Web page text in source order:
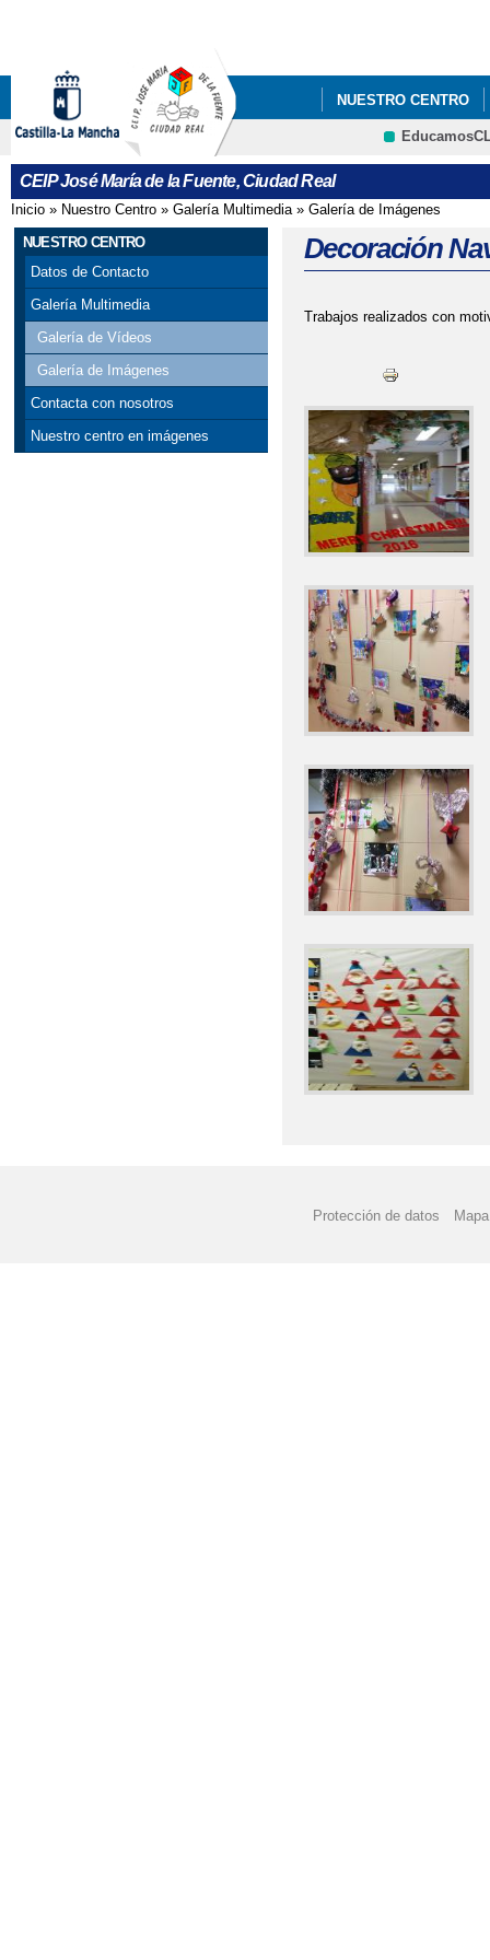
NUESTRO CENTRO
CEIP José María de la Fuente, Ciudad Real
Se encuentra usted aquí
Inicio » Nuestro Centro » Galería Multimedia» Galería de Imágenes
NUESTRO CENTRO
Datos de Contacto
Galería Multimedia
Galería de Vídeos
Galería de Imágenes
Contacta con nosotros
Nuestro centro en imágenes
Decoración
Trabajos realizados con
Protección de datos